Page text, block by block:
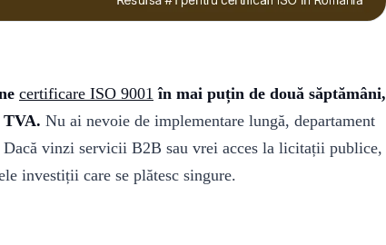
certificare ISO 9001 în mai puțin de două săptămâni,
TVA. Nu ai nevoie de implementare lungă, departament
vinzi servicii B2B sau vrei acces la licitații publice,
investiții care se plătesc singure.